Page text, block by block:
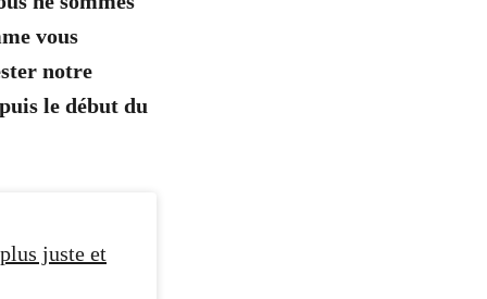
vous
notre
le début du
juste et